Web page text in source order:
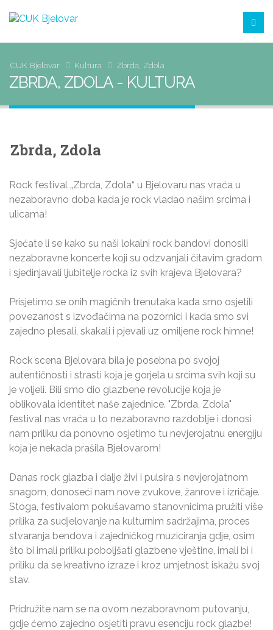
CUK Bjelovar Kultura Zbrda, Zdola
ZBRDA, ZDOLA - KULTURA
Zbrda, Zdola
Rock festival „Zbrda, Zdola“ u Bjelovaru nas vraća u
nezaboravno doba kada je rock vladao našim srcima i
ulicama!
Sjećate li se kako su naši lokalni rock bandovi donosili
nezaboravne koncerte koji su odzvanjali čitavim gradom
i sjedinjavali ljubitelje rocka iz svih krajeva Bjelovara?
Prisjetimo se onih magičnih trenutaka kada smo osjetili
povezanost s izvođačima na pozornici i kada smo svi
zajedno plesali, skakali i pjevali uz omiljene rock himne!
Rock scena Bjelovara bila je posebna po svojoj
autentičnosti i strasti koja je gorjela u srcima svih koji su
je voljeli. Bili smo dio glazbene revolucije koja je
oblikovala identitet naše zajednice. "Zbrda, Zdola"
festival nas vraća u to nezaboravno razdoblje i donosi
nam priliku da ponovno osjetimo tu nevjerojatnu energiju
koja je nekada prašila Bjelovarom!
Danas rock glazba i dalje živi i pulsira s nevjerojatnom
snagom, donoseći nam nove zvukove, žanrove i izričaje.
Stoga, festivalom pokušavamo stanovnicima pružiti više
prilika za sudjelovanje na kulturnim sadržajima, proces
stvaranja bendova i zajedničkog muziciranja gdje, osim
što bi imali priliku poboljšati glazbene vještine, imali bi i
priliku da se kreativno izraze i kroz umjetnost iskažu svoj
stav.
Pridružite nam se na ovom nezaboravnom putovanju,
gdje ćemo zajedno osjetiti pravu esenciju rock glazbe!